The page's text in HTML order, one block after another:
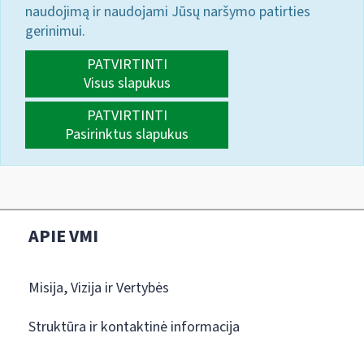
naudojimą ir naudojami Jūsų naršymo patirties
gerinimui.
PATVIRTINTI
Visus slapukus
PATVIRTINTI
Pasirinktus slapukus
APIE VMI
Misija, Vizija ir Vertybės
Struktūra ir kontaktinė informacija